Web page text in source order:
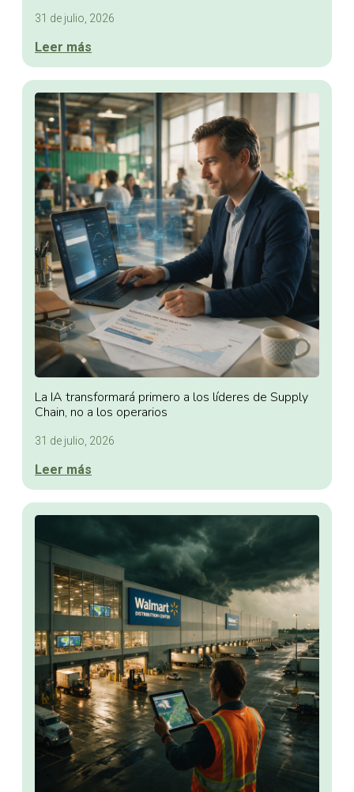
31 de julio, 2026
Leer más
La IA transformará primero a los líderes de Supply
Chain, no a los operarios
31 de julio, 2026
Leer más